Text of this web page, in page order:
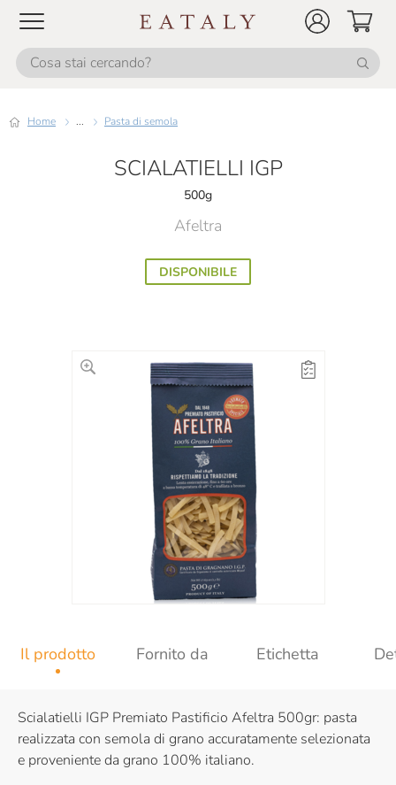
Home ... Pasta di semola
SCIALATIELLI IGP
500g
Afeltra
DISPONIBILE
Il prodotto Fornito da Etichetta
Scialatielli IGP Premiato Pastificio Afeltra 500gr: pasta
realizzata con semola di grano accuratamente selezionata
e proveniente da grano 100% italiano.